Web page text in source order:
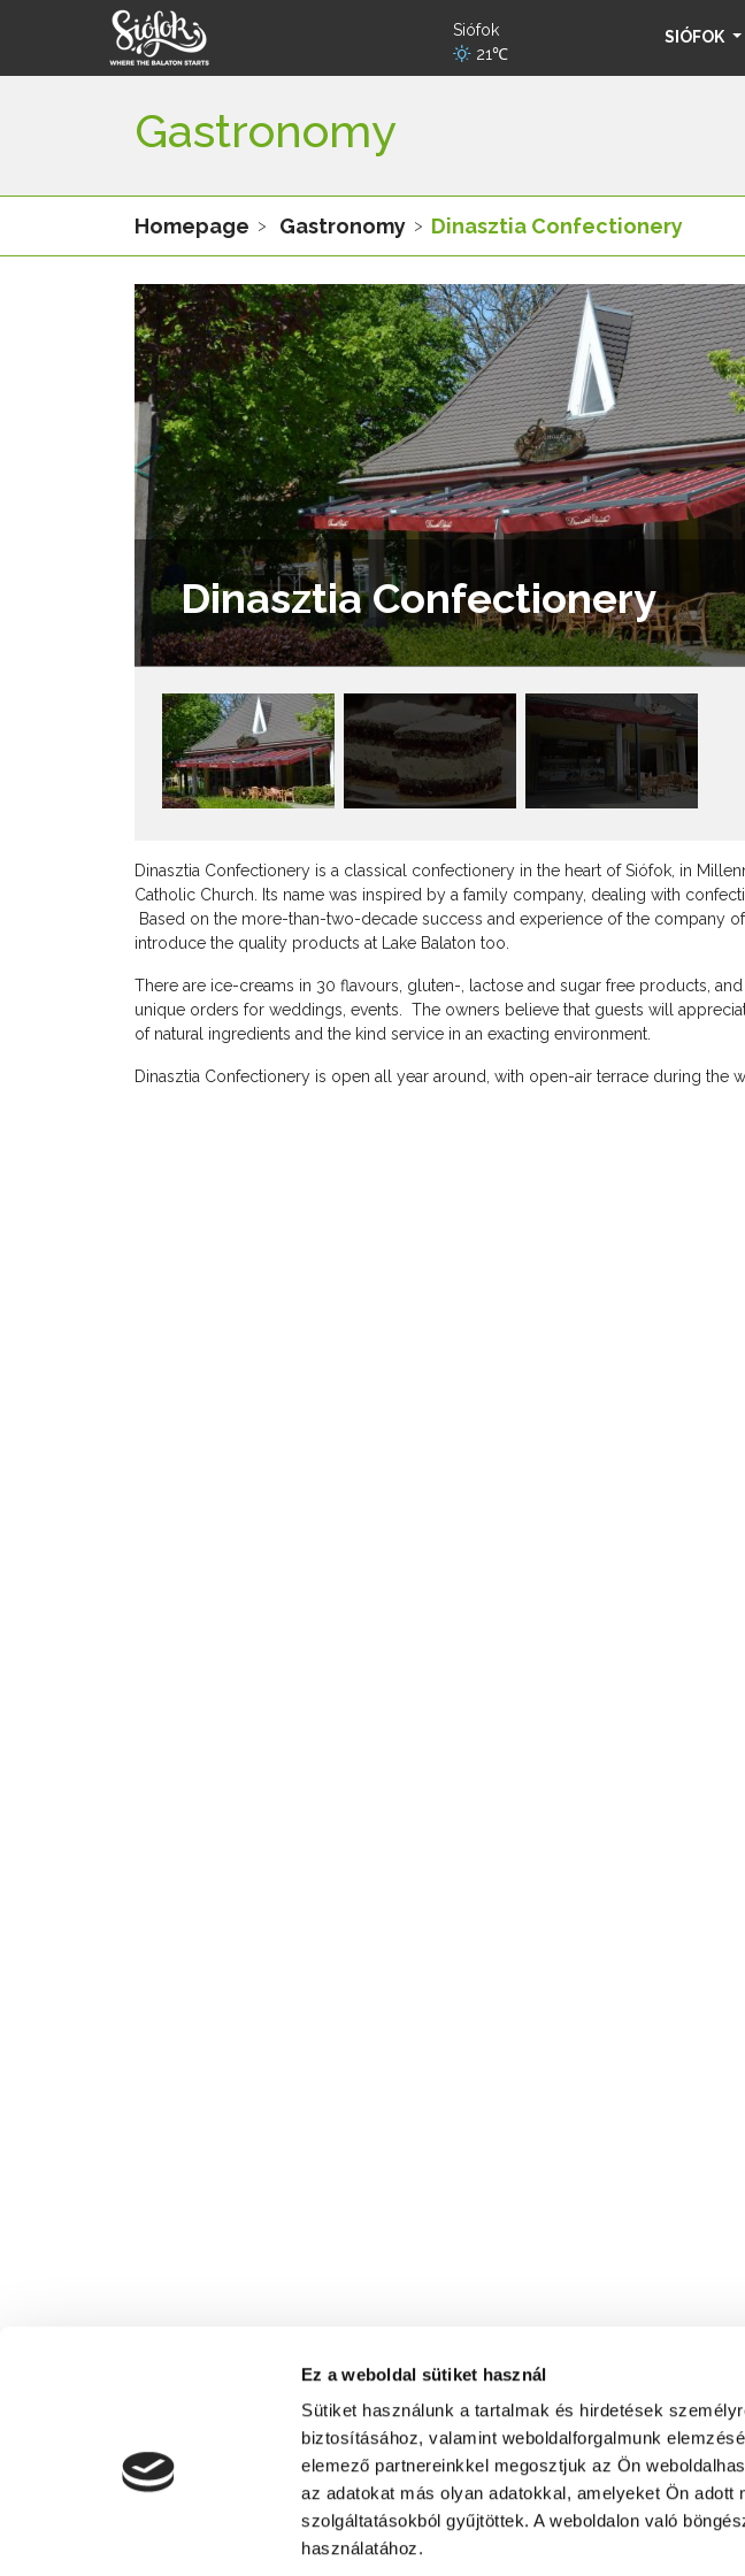
Ez a weboldal sütiket használ
Sütiket használunk a tartalmak és hirdetések
biztosításához, valamint weboldalforgalmunk
elemező partnereinkkel megosztjuk az Ön
az adatokat más olyan adatokkal, amelyeket Ön
szolgáltatásokból gyűjtöttek. A weboldalon való
használatához.
Siófok
21℃
SIÓFOK
Gastronomy
Homepage Gastronomy Dinasztia Confectionery
Dinasztia Confectionery
Dinasztia Confectionery is a classical confectionery in the heart of Siófok, in
Catholic Church. Its name was inspired by a family company, dealing with
Based on the more-than-two-decade success and experience of the company
introduce the quality products at Lake Balaton too.
There are ice-creams in 30 flavours, gluten-, lactose and sugar free products,
unique orders for weddings, events. The owners believe that guests will
of natural ingredients and the kind service in an exacting environment.
Dinasztia Confectionery is open all year around, with open-air terrace during the
PRIVACY POLICY
Tourism Association of Siófok